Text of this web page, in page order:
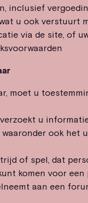
inclusief
u ook verstuurt
via de site, of
moet u
u
ook het
of spel, dat
komen voor een
aan een